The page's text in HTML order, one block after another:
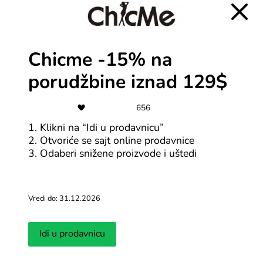
kupovinu
-40%
Svi Mohito kuponi
popusta
Svi ChicMe kuponi
Chicme -15% na
porudžbine iznad 129$
656
1. Klikni na “Idi u prodavnicu”
2. Otvoriće se sajt online prodavnice
3. Odaberi snižene proizvode i uštedi
Vredi do: 31.12.2026
Idi u prodavnicu